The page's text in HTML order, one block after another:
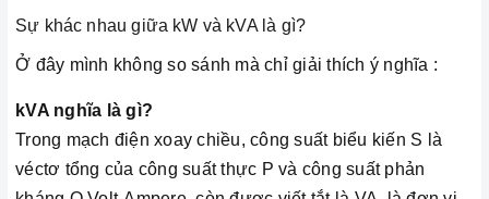
Sự khác nhau giữa kW và kVA là gì?
Ở đây mình không so sánh mà chỉ giải thích ý nghĩa :
kVA nghĩa là gì?
Trong mạch điện xoay chiều, công suất biểu kiến S là
véctơ tổng của công suất thực P và công suất phản